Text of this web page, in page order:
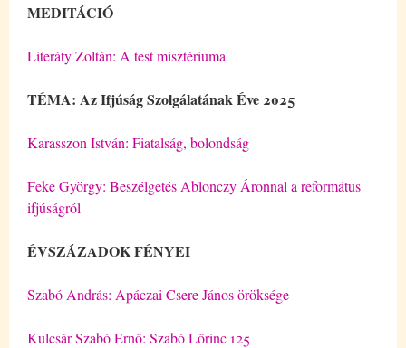
MEDITÁCIÓ
Literáty Zoltán: A test misztériuma
TÉMA: Az Ifjúság Szolgálatának Éve 2025
Karasszon István: Fiatalság, bolondság
Feke György: Beszélgetés Ablonczy Áronnal a református
ifjúságról
ÉVSZÁZADOK FÉNYEI
Szabó András: Apáczai Csere János öröksége
Kulcsár Szabó Ernő: Szabó Lőrinc 125